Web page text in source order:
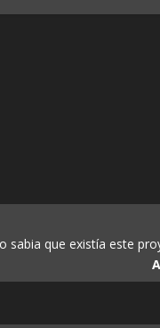
sabia que existía este